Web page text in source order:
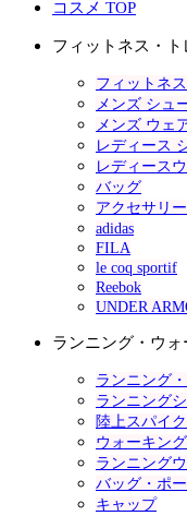
コスメ TOP
フィットネス・
フィットネ
メンズ シュ
メンズ ウェ
レディース
レディース
バッグ
アクセサリー
adidas
FILA
le coq sportif
Reebok
UNDER
ランニング・ウ
ランニング
ランニング
陸上スパイク
ウォーキン
ランニング
バッグ・ポ
キャップ